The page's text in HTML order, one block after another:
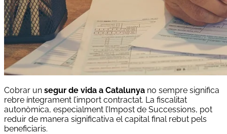
Cobrar un segur de vida a Catalunya no sempre significa
rebre íntegrament l’import contractat. La fiscalitat
autonòmica, especialment l’Impost de Successions, pot
reduir de manera significativa el capital final rebut pels
beneficiaris.